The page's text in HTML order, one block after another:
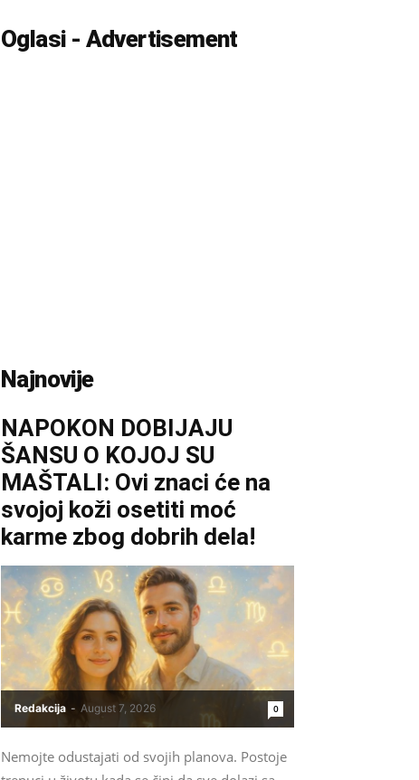
Oglasi - Advertisement
Najnovije
NAPOKON DOBIJAJU
ŠANSU O KOJOJ SU
MAŠTALI: Ovi znaci će na
svojoj koži osetiti moć
karme zbog dobrih dela!
Redakcija - August 7, 2026 0
Nemojte odustajati od svojih planova. Postoje